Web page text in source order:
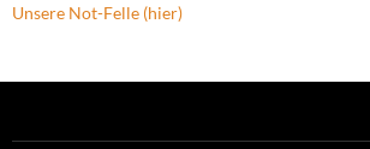
Unsere Not-Felle (hier)